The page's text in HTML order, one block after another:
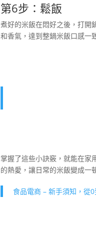
第6步：鬆飯
煮好的米飯在悶好之後，打開
和香氣，達到整鍋米飯口感一
掌握了這些小訣竅，就能在家
的熱愛，讓日常的米飯變成一
食品電商 – 新手須知，從